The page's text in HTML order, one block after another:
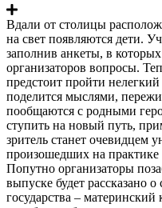
Вдали от столицы
на свет появляются дети.
заполнив анкеты, в
организаторов вопросы.
предстоит пройти
поделится мыслями,
пообщаются с родными
ступить на новый путь,
зритель станет очевидцем
произошедших на практике
Попутно организаторы
выпуске будет рассказано
государства – материнский